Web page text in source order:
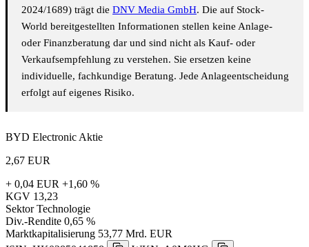
2024/1689) trägt die DNV Media GmbH. Die auf Stock-
World bereitgestellten Informationen stellen keine Anlage-
oder Finanzberatung dar und sind nicht als Kauf- oder
Verkaufsempfehlung zu verstehen. Sie ersetzen keine
individuelle, fachkundige Beratung. Jede Anlageentscheidung
erfolgt auf eigenes Risiko.
BYD Electronic Aktie
2,67 EUR
+ 0,04 EUR +1,60 %
KGV 13,23
Sektor Technologie
Div.-Rendite 0,65 %
Marktkapitalisierung 53,77 Mrd. EUR